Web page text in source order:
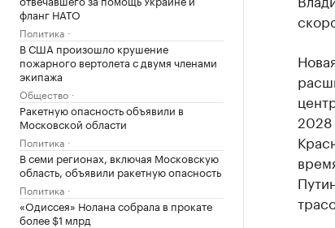
фланг НАТО
Политика
В США произошло крушение
пожарного вертолета с двумя членами
экипажа
Общество
Ракетную опасность объявили в
Московской области
Политика
В семи регионах, включая Московскую
область, объявили ракетную опасность
Политика
«Одиссея» Нолана собрала в прокате
более $1 млрд
2028